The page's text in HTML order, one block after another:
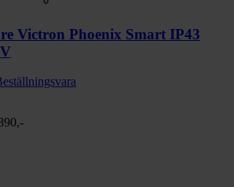
Victron Phoenix Smart IP43